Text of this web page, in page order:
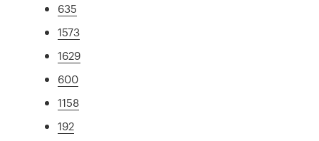
635
1573
1629
600
1158
192